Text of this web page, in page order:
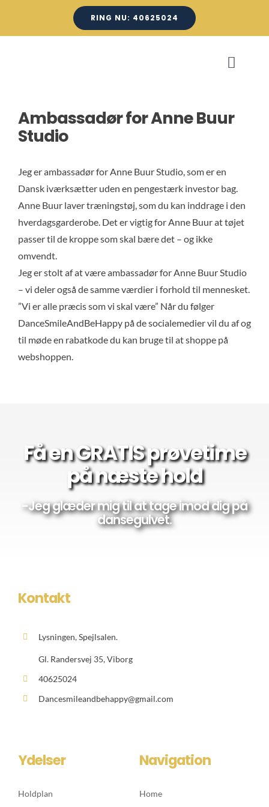
RING NU: 40625024
Toggle
Ambassadør for Anne Buur
Studio
Jeg er ambassadør for Anne Buur Studio, som er en
Dansk iværksætter uden en pengestærk investor bag.
Anne Buur laver træningstøj, som du kan inddrage i den
hverdagsgarderobe. Det er vigtig for Anne Buur at tøjet
passer til de kroppe som skal bære det – og ikke
omvendt.
Jeg er stolt af at være ambassadør for Anne Buur Studio
– vi deler også de samme værdier i forhold til mennesket.
”Vi er alle præcis som vi skal være” Når du følger
DanceSmileAndBeHappy på de socialemedier vil du af og
til møde en rabatkode du kan bruge til at shoppe på
webshoppen.
Få en GRATIS prøvetime
på næste hold
-Jeg glæder mig til at tage imod dig på
dansegulvet.
Kontakt
Lysningen, Spejlsalen.
Gl. Randersvej 35, Viborg
40625024
Dancesmileandbehappy@gmail.com
Ydelser
Holdplan
Navigation
Home